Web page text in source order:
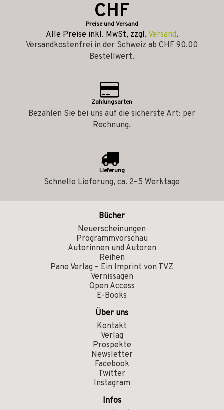
CHF
Preise und Versand
Alle Preise inkl. MwSt, zzgl. Versand.
Versandkostenfrei in der Schweiz ab CHF 90.00
Bestellwert.
Zahlungsarten
Bezahlen Sie bei uns auf die sicherste Art: per
Rechnung.
Lieferung
Schnelle Lieferung, ca. 2–5 Werktage
Bücher
Neuerscheinungen
Programmvorschau
Autorinnen und Autoren
Reihen
Pano Verlag – Ein Imprint von TVZ
Vernissagen
Open Access
E-Books
Über uns
Kontakt
Verlag
Prospekte
Newsletter
Facebook
Twitter
Instagram
Infos